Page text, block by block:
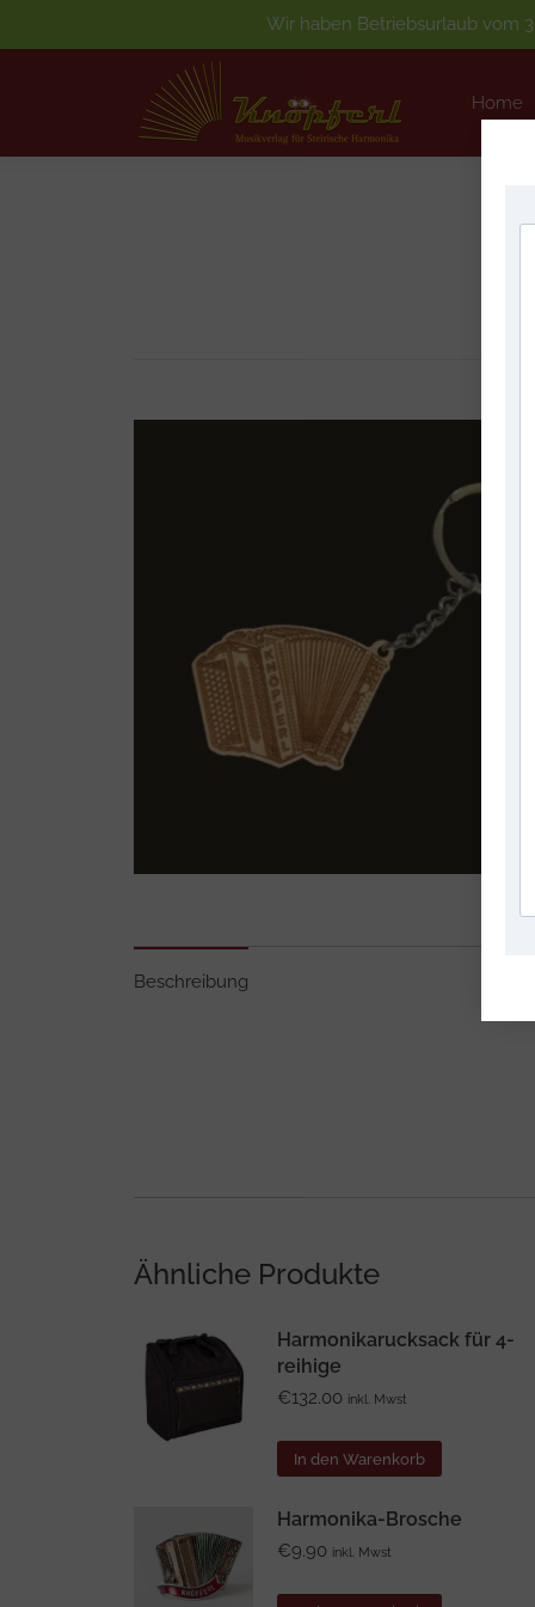
Home
Beschreibung
Ähnliche Produkte
Harmonikarucksack für 4-
reihige
€132.00 inkl. Mwst
In den Warenkorb
Harmonika-Brosche
€9.90 inkl. Mwst
Wir haben Betriebsurlaub vom